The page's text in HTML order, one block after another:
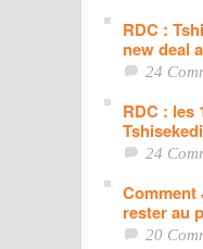
RDC :
new deal
24
RDC : les
Tshisekedi
24
Comment
rester au
20